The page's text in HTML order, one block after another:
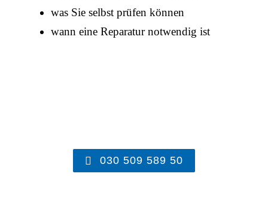
was Sie selbst prüfen können
wann eine Reparatur notwendig ist
030 509 589 50